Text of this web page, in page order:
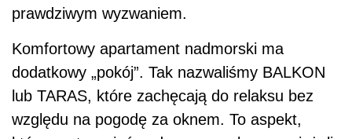
prawdziwym wyzwaniem.
Komfortowy apartament nadmorski ma
dodatkowy „pokój”. Tak nazwaliśmy BALKON
lub TARAS, które zachęcają do relaksu bez
względu na pogodę za oknem. To aspekt,